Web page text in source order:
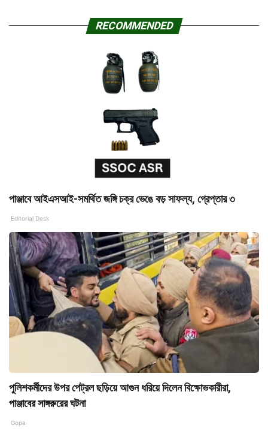
RECOMMENDED
পাঞ্জাবে আইএসআই-সমর্থিত জঙ্গি চক্র ভেঙে বড় সাফল্য, গ্রেপ্তার ৩
Editorial Desk
পুলিশকর্মীদের উপর পেট্রল ছড়িয়ে আগুন ধরিয়ে দিলেন বিক্ষোভকারীরা,
পাঞ্জাবের সাঙ্গরুরের ঘটনা
Gopa